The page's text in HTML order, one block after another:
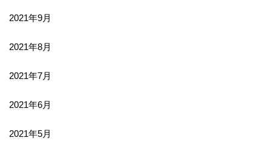
2021年9月
2021年8月
2021年7月
2021年6月
2021年5月